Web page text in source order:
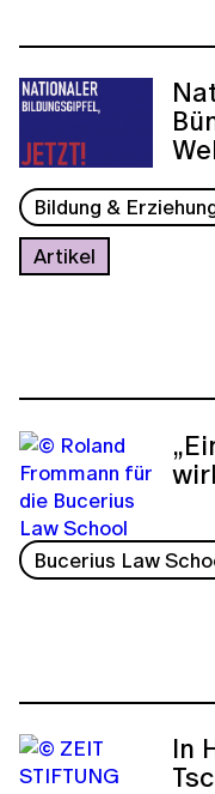
Bildung &
Artikel
Bucerius Law
In